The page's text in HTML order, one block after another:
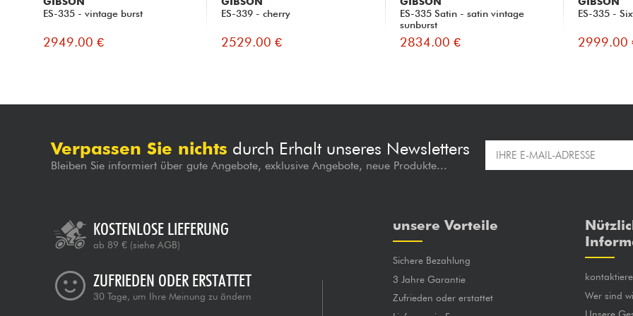
ES-335 - vintage burst
2949.00 €
ES-339 - cherry
2529.00 €
ES-335 Satin - satin vintage
sunburst
2834.00 €
ES-335 -
2999.00
Verpassen Sie nichts durch Erhalt unseres Newsletters
Bleiben Sie informiert über gute Angebote, exklusive Angebote, neue Produkte...
KOSTENLOSE LIEFERUNG
ab 89 € (siehe AGB)
ZUFRIEDEN ODER ERSTATTET
30 Tage, um Ihre Meinung zu ändern
unsere Vorteile
Sichere Bezahlung
3 Jahre Garantie
Zufrieden oder erstattet
Wer sind